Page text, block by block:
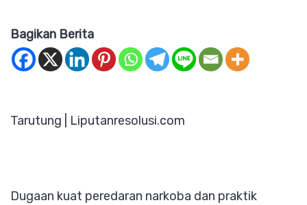
Bagikan Berita
Tarutung | Liputanresolusi.com
Dugaan kuat peredaran narkoba dan praktik